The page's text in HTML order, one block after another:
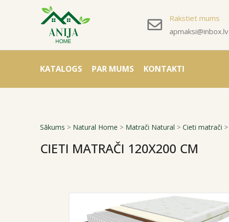
Rakstiet mums
apmaksi@inbox.lv
KATALOGS PAR MUMS KONTAKTI
Sākums > Natural Home > Matrači Natural > Cieti matrači >
CIETI MATRAČI 120X200 CM